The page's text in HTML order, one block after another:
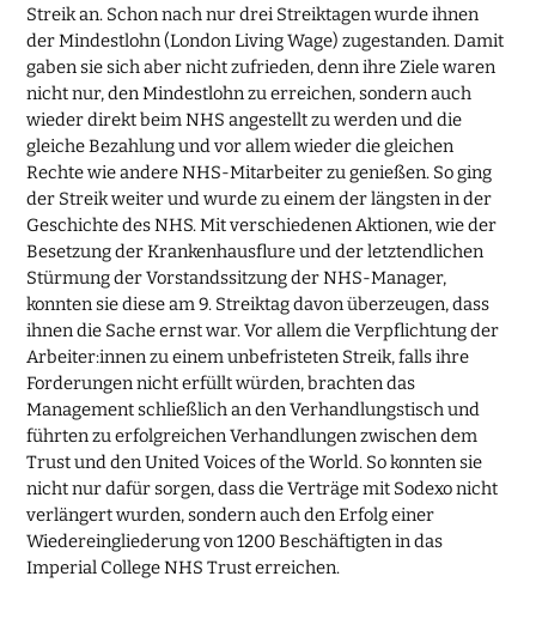
Streik an. Schon nach nur drei Streiktagen wurde ihnen
der Mindestlohn (London Living Wage) zugestanden. Damit
gaben sie sich aber nicht zufrieden, denn ihre Ziele waren
nicht nur, den Mindestlohn zu erreichen, sondern auch
wieder direkt beim NHS angestellt zu werden und die
gleiche Bezahlung und vor allem wieder die gleichen
Rechte wie andere NHS-Mitarbeiter zu genießen. So ging
der Streik weiter und wurde zu einem der längsten in der
Geschichte des NHS. Mit verschiedenen Aktionen, wie der
Besetzung der Krankenhausflure und der letztendlichen
Stürmung der Vorstandssitzung der NHS-Manager,
konnten sie diese am 9. Streiktag davon überzeugen, dass
ihnen die Sache ernst war. Vor allem die Verpflichtung der
Arbeiter:innen zu einem unbefristeten Streik, falls ihre
Forderungen nicht erfüllt würden, brachten das
Management schließlich an den Verhandlungstisch und
führten zu erfolgreichen Verhandlungen zwischen dem
Trust und den United Voices of the World. So konnten sie
nicht nur dafür sorgen, dass die Verträge mit Sodexo nicht
verlängert wurden, sondern auch den Erfolg einer
Wiedereingliederung von 1200 Beschäftigten in das
Imperial College NHS Trust erreichen.